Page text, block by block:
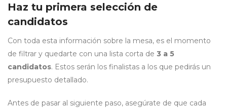
Haz tu primera selección de
candidatos
Con toda esta información sobre la mesa, es el momento
de filtrar y quedarte con una lista corta de 3 a 5
candidatos. Estos serán los finalistas a los que pedirás un
presupuesto detallado.
Antes de pasar al siguiente paso, asegúrate de que cada